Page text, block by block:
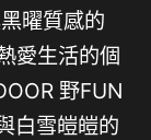
曜質感的
愛生活的個
野FUN
白雪皚皚的